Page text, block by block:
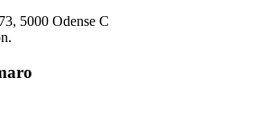
5000 Odense C